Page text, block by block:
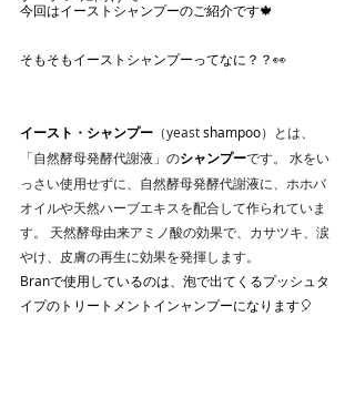
今回はイーストシャンプーのご紹介です🍁
そもそもイーストシャンプーってなに？？👀
イースト ・ シャンプー （yeast shampoo）とは、
「自然酵母発酵代謝液」のシャンプーです。 水をい
っさい使用せずに、自然酵母発酵代謝液に、ホホバ
オイルや天然ハーブエキスを配合して作られていま
す。 天然酵母由来アミノ酸の効果で、カサツキ、涙
やけ、皮膚の再生に効果を発揮します。
Branで使用しているのは、泡で出てくるプッシュタ
イプのトリートメントインャンプーになります🎈